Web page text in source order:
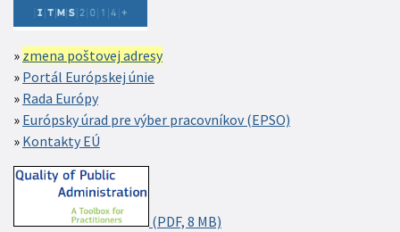
zmena poštovej adresy
Portál Európskej únie
Rada Európy
Európsky úrad pre výber pracovníkov (EPSO)
Kontakty EÚ
(PDF, 8 MB)